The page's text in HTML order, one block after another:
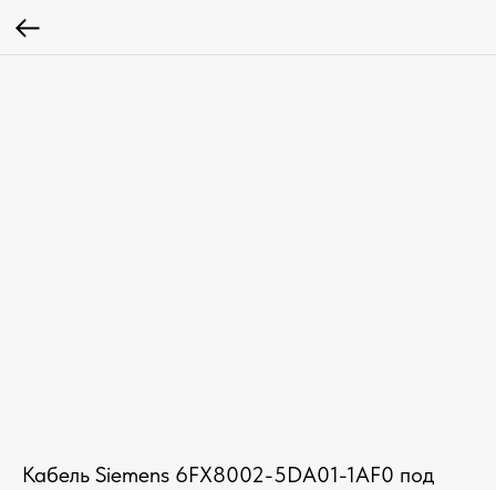
Кабель Siemens 6FX8002-5DA01-1AF0 под